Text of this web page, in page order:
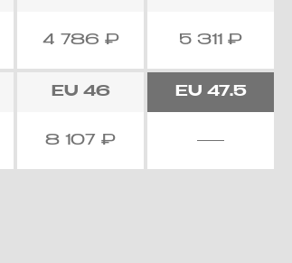
4 786 ₽ 5 311 ₽
EU 46
8 107₽
EU 47.5